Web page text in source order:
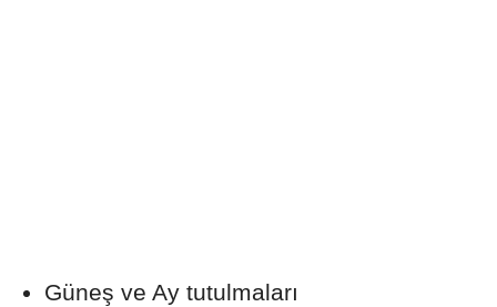
Güneş ve Ay tutulmaları